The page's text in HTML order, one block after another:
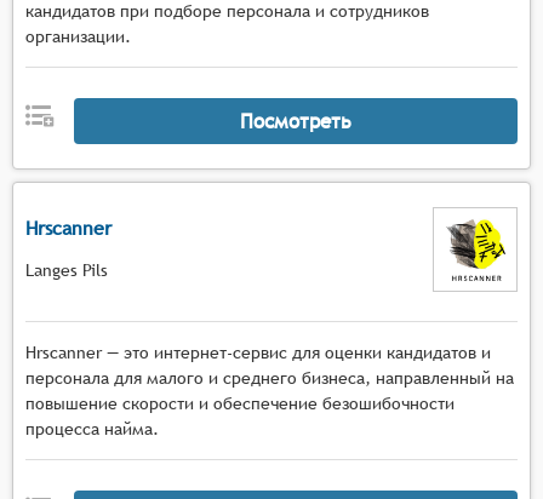
кандидатов при подборе персонала и сотрудников
организации.
Посмотреть
Hrscanner
Langes Pils
Hrscanner — это интернет-сервис для оценки кандидатов и
персонала для малого и среднего бизнеса, направленный на
повышение скорости и обеспечение безошибочности
процесса найма.